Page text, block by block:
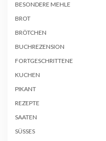
BESONDERE MEHLE
BROT
BRÖTCHEN
BUCHREZENSION
FORTGESCHRITTENE
KUCHEN
PIKANT
REZEPTE
SAATEN
SÜSSES